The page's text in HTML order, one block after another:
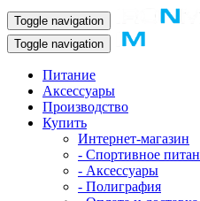
Toggle navigation
Toggle navigation
Питание
Аксессуары
Производство
Купить
Интернет-магазин
- Спортивное
- Аксессуары
- Полиграфия